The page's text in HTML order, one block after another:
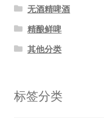
无酒精啤酒
精酿鲜啤
其他分类
标签分类